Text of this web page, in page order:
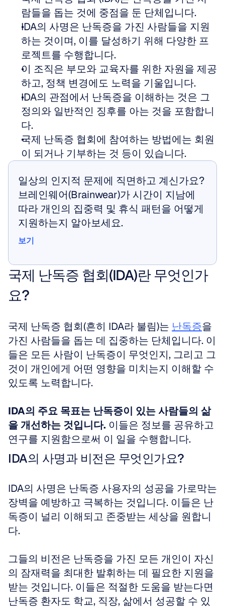
람들을 돕는 것에 중점을 둔 단체입니다.
IDA의 사명은 난독증을 가진 사람들을 지원
하는 것이며, 이를 달성하기 위해 다양한 프
로젝트를 수행합니다.
이 조직은 부모와 교육자를 위한 자원을 제공
하고, 정책 변경에도 노력을 기울입니다.
IDA의 관점에서 난독증을 이해하는 것은 그
정의와 일반적인 징후를 아는 것을 포함합니
다.
국제 난독증 협회에 참여하는 방법에는 회원
이 되거나 기부하는 것 등이 있습니다.
일상의 인지적 문제에 직면하고 계신가요?
브레인웨어(Brainwear)가 시간이 지남에
따라 개인의 집중력 및 휴식 패턴을 어떻게
지원하는지 알아보세요.
보기
국제 난독증 협회(IDA)란 무엇인가
요?
국제 난독증 협회(흔히 IDA라 불림)는 난독증을
가진 사람들을 돕는 데 집중하는 단체입니다. 이
들은 모든 사람이 난독증이 무엇인지, 그리고 그
것이 개인에게 어떤 영향을 미치는지 이해할 수
있도록 노력합니다.
IDA의 주요 목표는 난독증이 있는 사람들의 삶
을 개선하는 것입니다. 이들은 정보를 공유하고
연구를 지원함으로써 이 일을 수행합니다.
IDA의 사명과 비전은 무엇인가요?
IDA의 사명은 난독증 사용자의 성공을 가로막는
장벽을 예방하고 극복하는 것입니다. 이들은 난
독증이 널리 이해되고 존중받는 세상을 원합니
다.
그들의 비전은 난독증을 가진 모든 개인이 자신
의 잠재력을 최대한 발휘하는 데 필요한 지원을
받는 것입니다. 이들은 적절한 도움을 받는다면
난독증 환자도 학교, 직장, 삶에서 성공할 수 있